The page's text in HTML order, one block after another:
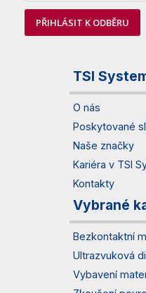
PŘIHLÁSIT K ODBĚRU
TSI
O nás
Poskytované
Naše značky
Kariéra v TSI
Kontakty
Vybrané
Bezkontaktní
Ultrazvuková
Vybavení